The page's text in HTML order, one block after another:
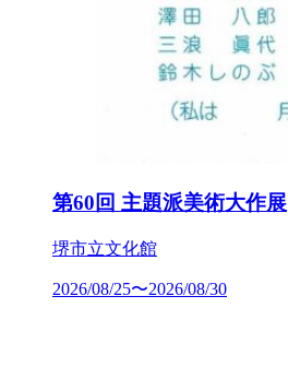
第60回 主題派美術大作展
堺市立文化館
2026/08/25〜2026/08/30